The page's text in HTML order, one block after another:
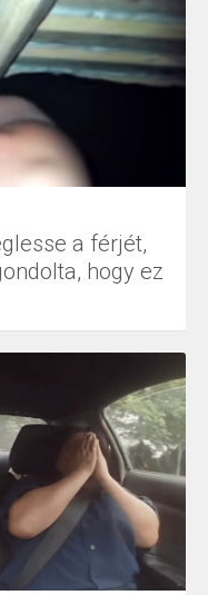
a férjét,
hogy ez